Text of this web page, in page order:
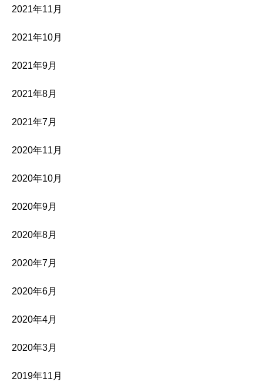
2021年11月
2021年10月
2021年9月
2021年8月
2021年7月
2020年11月
2020年10月
2020年9月
2020年8月
2020年7月
2020年6月
2020年4月
2020年3月
2019年11月